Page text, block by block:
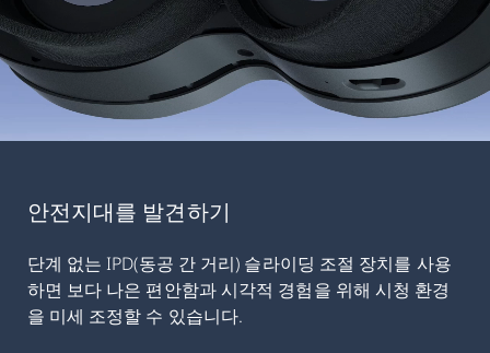
안전지대를 발견하기
단계 없는 IPD(동공 간 거리) 슬라이딩 조절 장치를 사용
하면 보다 나은 편안함과 시각적 경험을 위해 시청 환경
을 미세 조정할 수 있습니다.